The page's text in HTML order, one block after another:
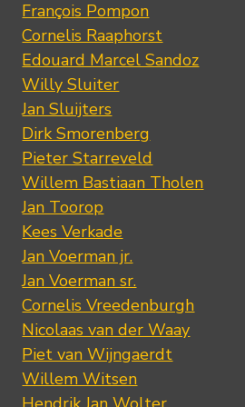
François Pompon
Cornelis Raaphorst
Edouard Marcel Sandoz
Willy Sluiter
Jan Sluijters
Dirk Smorenberg
Pieter Starreveld
Willem Bastiaan Tholen
Jan Toorop
Kees Verkade
Jan Voerman jr.
Jan Voerman sr.
Cornelis Vreedenburgh
Nicolaas van der Waay
Piet van Wijngaerdt
Willem Witsen